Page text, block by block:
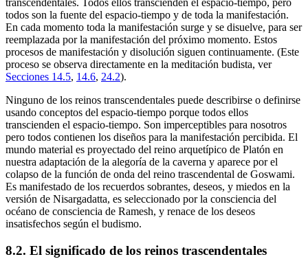
transcendentales. Todos ellos transcienden el espacio-tiempo, pero
todos son la fuente del espacio-tiempo y de toda la manifestación.
En cada momento toda la manifestación surge y se disuelve, para ser
reemplazada por la manifestación del próximo momento. Estos
procesos de manifestación y disolución siguen continuamente. (Este
proceso se observa directamente en la meditación budista, ver
Secciones 14.5, 14.6, 24.2).
Ninguno de los reinos transcendentales puede describirse o definirse
usando conceptos del espacio-tiempo porque todos ellos
transcienden el espacio-tiempo. Son imperceptibles para nosotros
pero todos contienen los diseños para la manifestación percibida. El
mundo material es proyectado del reino arquetípico de Platón en
nuestra adaptación de la alegoría de la caverna y aparece por el
colapso de la función de onda del reino trascendental de Goswami.
Es manifestado de los recuerdos sobrantes, deseos, y miedos en la
versión de Nisargadatta, es seleccionado por la consciencia del
océano de consciencia de Ramesh, y renace de los deseos
insatisfechos según el budismo.
8.2. El significado de los reinos trascendentales